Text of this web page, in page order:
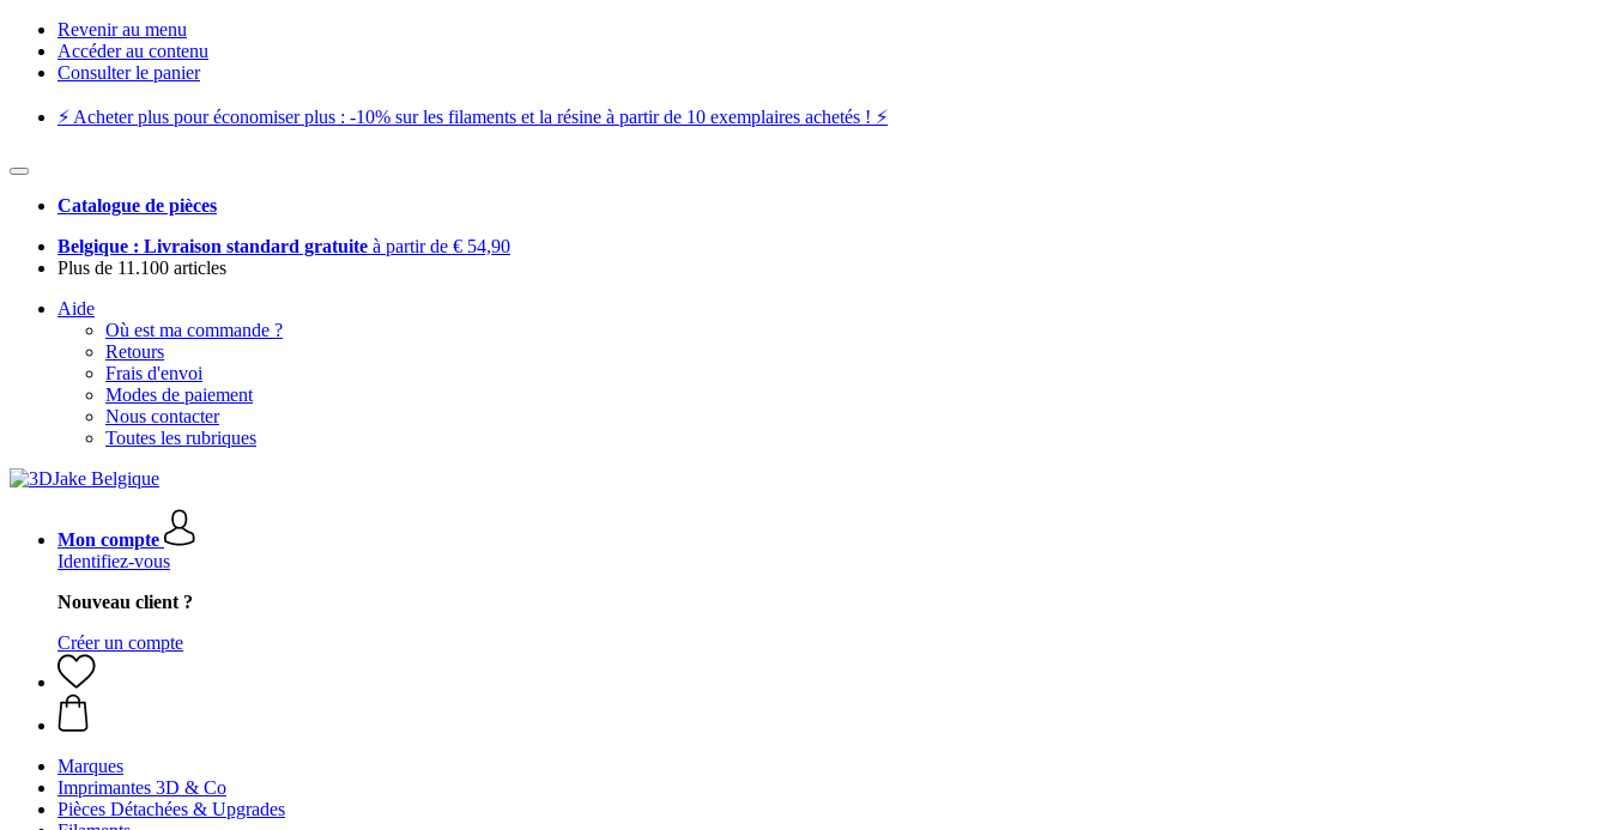
Revenir au menu
Accéder au contenu
Consulter le panier
⚡️ Acheter plus pour économiser plus : -10% sur les filaments et la résine à partir de 10 exemplaires achetés ! ⚡️
Catalogue de pièces
Belgique : Livraison standard gratuite à partir de € 54,90
Plus de 11.100 articles
Aide
Où est ma commande ?
Retours
Frais d'envoi
Modes de paiement
Nous contacter
Toutes les rubriques
Mon compte
Identifiez-vous
Nouveau client ?
Créer un compte
Marques
Imprimantes 3D & Co
Pièces Détachées & Upgrades